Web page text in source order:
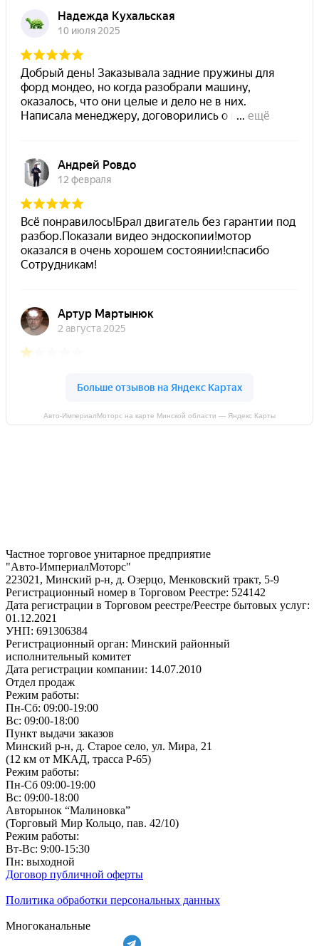
Авто-ИмпериалМоторс на карте Минской области — Яндекс Карты
Частное торговое унитарное предприятие
"Авто-ИмпериалМоторс"
223021, Минский р-н, д. Озерцо, Менковский тракт, 5-9
Регистрационный номер в Торговом Реестре: 524142
Дата регистрации в Торговом реестре/Реестре бытовых услуг:
01.12.2021
УНП: 691306384
Регистрационный орган: Минский районный
исполнительный комитет
Дата регистрации компании: 14.07.2010
Отдел продаж
Режим работы:
Пн-Сб: 09:00-19:00
Вс: 09:00-18:00
Пункт выдачи заказов
Минский р-н, д. Старое село, ул. Мира, 21
(12 км от МКАД, трасса P-65)
Режим работы:
Пн-Сб 09:00-19:00
Вс: 09:00-18:00
Авторынок “Малиновка”
(Торговый Мир Кольцо, пав. 42/10)
Режим работы:
Вт-Вс: 9:00-15:30
Пн: выходной
Договор публичной оферты
Политика обработки персональных данных
Многоканальные